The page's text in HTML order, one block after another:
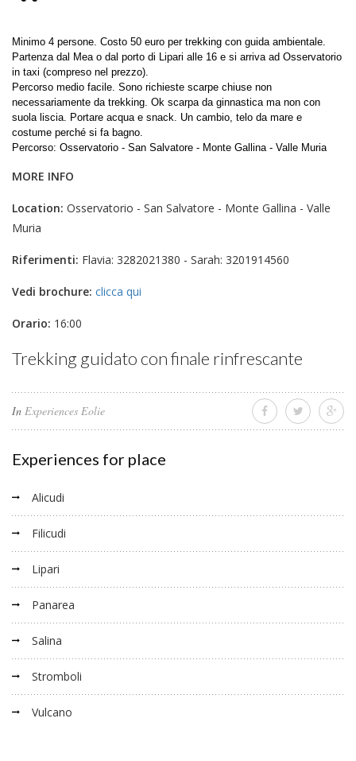
Minimo 4 persone. Costo 50 euro per trekking con guida ambientale.
Partenza dal Mea o dal porto di Lipari alle 16 e si arriva ad Osservatorio
in taxi (compreso nel prezzo).
Percorso medio facile. Sono richieste scarpe chiuse non
necessariamente da trekking. Ok scarpa da ginnastica ma non con
suola liscia. Portare acqua e snack. Un cambio, telo da mare e
costume perché si fa bagno.
Percorso: Osservatorio - San Salvatore - Monte Gallina - Valle Muria
MORE INFO
Location: Osservatorio - San Salvatore - Monte Gallina - Valle
Muria
Riferimenti: Flavia: 3282021380 - Sarah: 3201914560
Vedi brochure: clicca qui
Orario: 16:00
Trekking guidato con finale rinfrescante
In Experiences Eolie
Experiences for place
Alicudi
Filicudi
Lipari
Panarea
Salina
Stromboli
Vulcano